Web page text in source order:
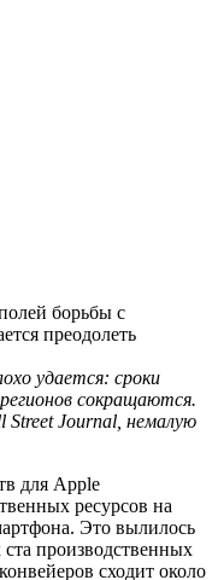
борьбы с
преодолеть
удается: сроки
сокращаются.
Street Journal, немалую
для Apple
ресурсов на
Это вылилось
ста производственных
сходит около